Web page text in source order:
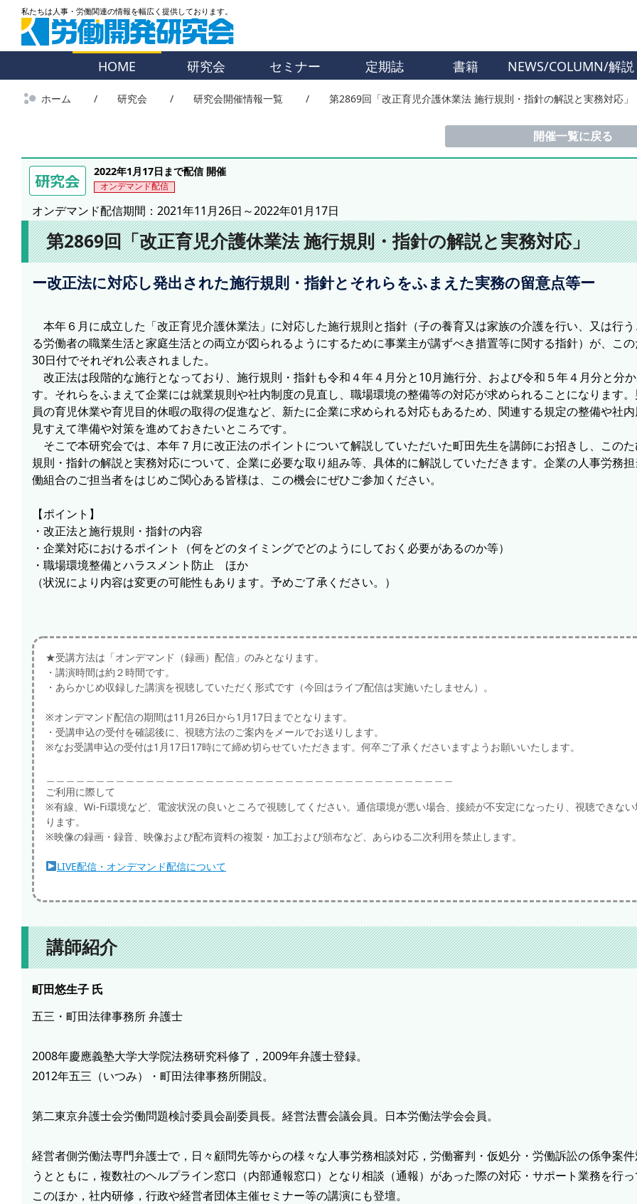
HOME 研究会 セミナー 定期誌 書籍 NEWS/COLUMN/解説
ホーム 研究会 研究会開催情報一覧 第2869回「改正育児介護休業法 施行規則・指針の解説と実務対応」
開催一覧に戻る
2022年1月17日まで配信 開催
オンデマンド配信
オンデマンド配信期間：2021年11月26日～2022年01月17日
第2869回「改正育児介護休業法 施行規則・指針の解説と実務対応」
ー改正法に対応し発出された施行規則・指針とそれらをふまえた実務の留意点等ー
本年６月に成立した「改正育児介護休業法」に対応した施行規則と指針（子の養育又は家族の介護を行い、又は行
る労働者の職業生活と家庭生活との両立が図られるようにするために事業主が講ずべき措置等に関する指針）が、こ
30日付でそれぞれ公表されました。
改正法は段階的な施行となっており、施行規則・指針も令和４年４月分と10月施行分、および令和５年４月分と分
す。それらをふまえて企業には就業規則や社内制度の見直し、職場環境の整備等の対応が求められることになります
員の育児休業や育児目的休暇の取得の促進など、新たに企業に求められる対応もあるため、関連する規定の整備や社
見すえて準備や対策を進めておきたいところです。
そこで本研究会では、本年７月に改正法のポイントについて解説していただいた町田先生を講師にお招きし、この
規則・指針の解説と実務対応について、企業に必要な取り組み等、具体的に解説していただきます。企業の人事労務
働組合のご担当者をはじめご関心ある皆様は、この機会にぜひご参加ください。
【ポイント】
・改正法と施行規則・指針の内容
・企業対応におけるポイント（何をどのタイミングでどのようにしておく必要があるのか等）
・職場環境整備とハラスメント防止 ほか
（状況により内容は変更の可能性もあります。予めご了承ください。）
★受講方法は「オンデマンド（録画）配信」のみとなります。
・講演時間は約２時間です。
・あらかじめ収録した講演を視聴していただく形式です（今回はライブ配信は実施いたしません）。
※オンデマンド配信の期間は11月26日から1月17日までとなります。
・受講申込の受付を確認後に、視聴方法のご案内をメールでお送りします。
※なお受講申込の受付は1月17日17時にて締め切らせていただきます。何卒ご了承くださいますようお願いいたします。
ご利用に際して
※有線、Wi-Fi環境など、電波状況の良いところで視聴してください。通信環境が悪い場合、接続が不安定になったり、視聴できな
ります。
※映像の録画・録音、映像および配布資料の複製・加工および頒布など、あらゆる二次利用を禁止します。
LIVE配信・オンデマンド配信について
講師紹介
町田悠生子 氏
五三・町田法律事務所 弁護士
2008年慶應義塾大学大学院法務研究科修了，2009年弁護士登録。
2012年五三（いつみ）・町田法律事務所開設。
第二東京弁護士会労働問題検討委員会副委員長。経営法曹会議会員。日本労働法学会会員。
経営者側労働法専門弁護士で，日々顧問先等からの様々な人事労務相談対応，労働審判・仮処分・労働訴訟の係争案
うとともに，複数社のヘルプライン窓口（内部通報窓口）となり相談（通報）があった際の対応・サポート業務を行
このほか，社内研修，行政や経営者団体主催セミナー等の講演にも登壇。